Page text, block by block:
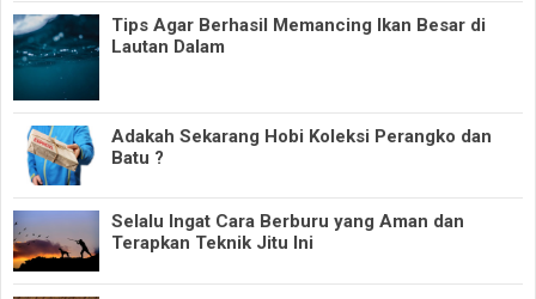
Tips Agar Berhasil Memancing Ikan Besar di
Lautan Dalam
Adakah Sekarang Hobi Koleksi Perangko dan
Batu ?
Selalu Ingat Cara Berburu yang Aman dan
Terapkan Teknik Jitu Ini